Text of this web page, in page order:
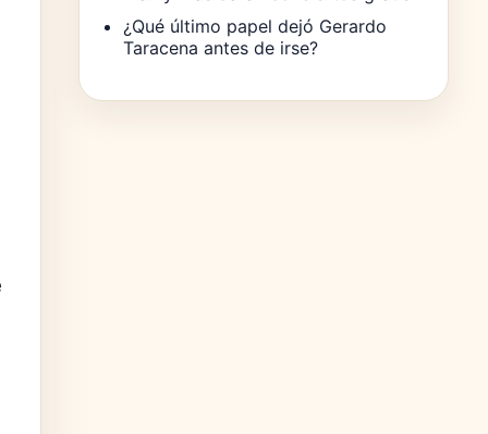
¿Qué último papel dejó Gerardo
Taracena antes de irse?